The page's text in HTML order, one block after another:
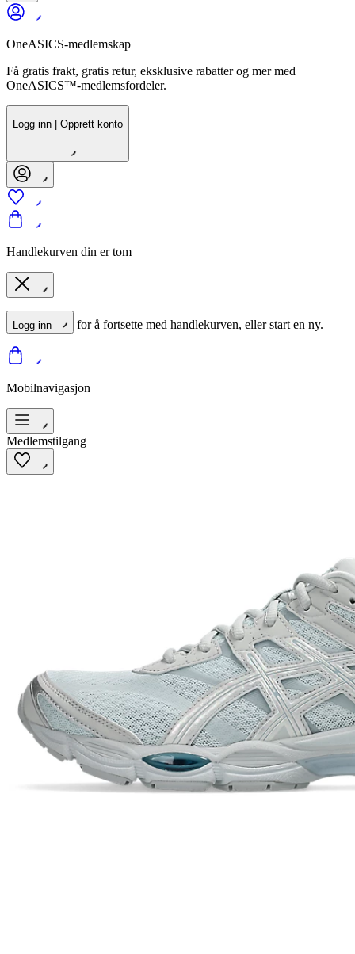
OneASICS-medlemskap
Få gratis frakt, gratis retur, eksklusive rabatter og mer med
OneASICS™-medlemsfordeler.
Logg inn | Opprett konto
Handlekurven din er tom
Logg inn for å fortsette med handlekurven, eller start en ny.
Mobilnavigasjon
Medlemstilgang